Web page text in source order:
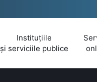
Instituțiile
și serviciile publice